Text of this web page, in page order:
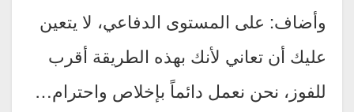
وأضاف: على المستوى الدفاعي، لا يتعين
عليك أن تعاني لأنك بهذه الطريقة أقرب
للفوز، نحن نعمل دائماً بإخلاص واحترام…